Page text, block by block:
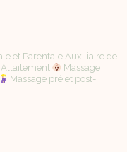
et Parentale Auxiliaire de
Allaitement
Massage
Massage pré et post-